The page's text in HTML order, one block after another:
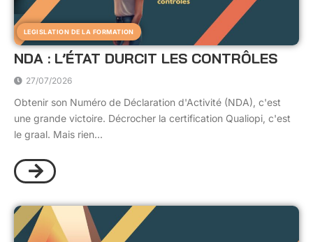
LEGISLATION DE LA FORMATION
NDA : L’ÉTAT DURCIT LES CONTRÔLES
27/07/2026
Obtenir son Numéro de Déclaration d'Activité (NDA), c'est
une grande victoire. Décrocher la certification Qualiopi, c'est
le graal. Mais rien...